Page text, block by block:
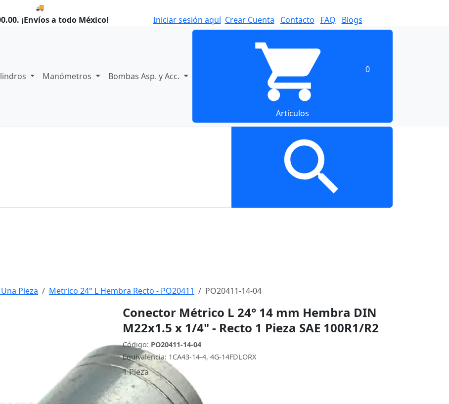
🚚 Envío el Lunes, 10 de agosto si compras hoy.
¡Envíos a todo México! Iniciar sesión aquí Crear Cuenta Contacto FAQ Blogs
Manómetros Bombas Asp. y Acc.
0
Articulos
Pieza Metrico 24° L Hembra Recto - PO20411
PO20411-14-04
Conector Métrico L 24° 14 mm Hembra DIN
M22x1.5 x 1/4" - Recto 1 Pieza SAE 100R1/R2
Código: PO20411-14-04
Equivalencia: 1CA43-14-4, 4G-14FDLORX
1 Pieza